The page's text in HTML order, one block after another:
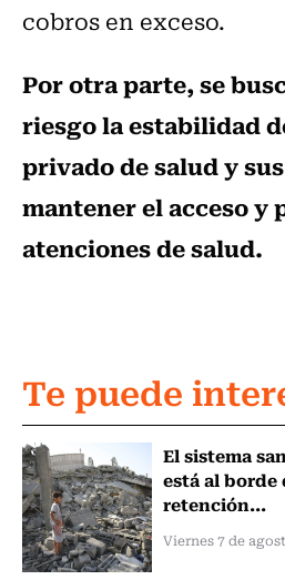
cobros en exceso.
Por otra parte, se
riesgo la estabilidad
privado de salud y
mantener el acceso y
atenciones de salud.
Te puede
El sistema
está al borde
retención...
Viernes 7 de